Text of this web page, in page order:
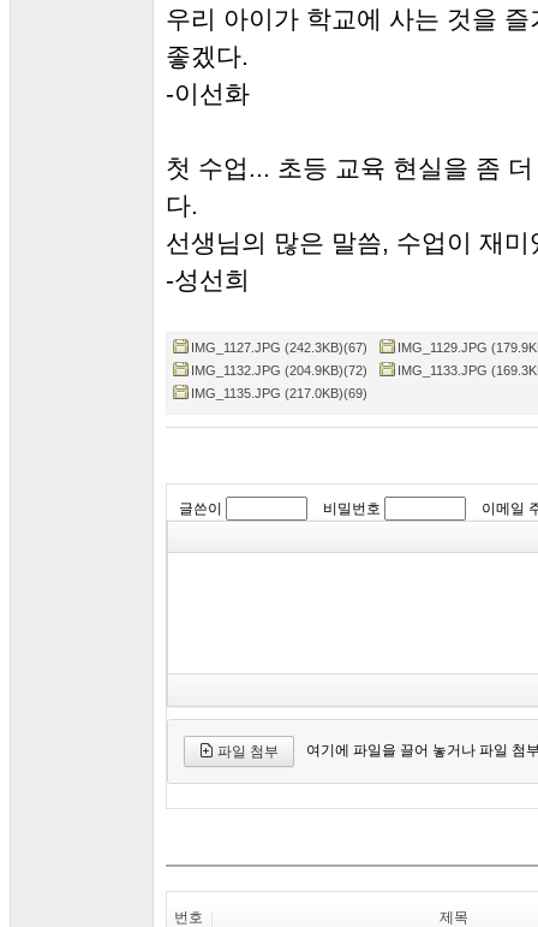
우리 아이가 학교에 사는 것을
좋겠다.
-이선화
첫 수업... 초등 교육 현실을 좀
다.
선생님의 많은 말씀, 수업이 재
-성선희
IMG_1127.JPG (242.3KB)(67)
IMG_1129.JPG
IMG_1132.JPG (204.9KB)(72)
IMG_1133.JPG
IMG_1135.JPG (217.0KB)(69)
글쓴이 비밀번호 이메일
파일 첨부 여기에 파일을 끌어 놓거나 파일 첨
번호 제목